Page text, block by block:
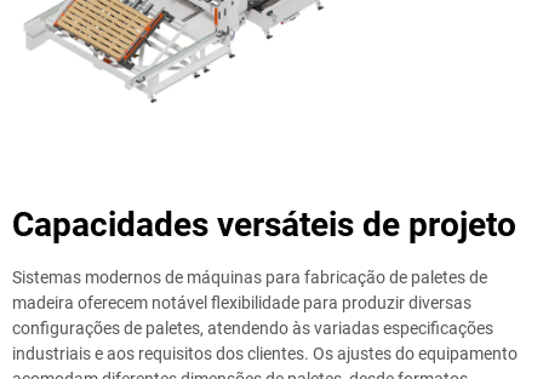
Capacidades versáteis de projeto
Sistemas modernos de máquinas para fabricação de paletes de
madeira oferecem notável flexibilidade para produzir diversas
configurações de paletes, atendendo às variadas especificações
industriais e aos requisitos dos clientes. Os ajustes do equipamento